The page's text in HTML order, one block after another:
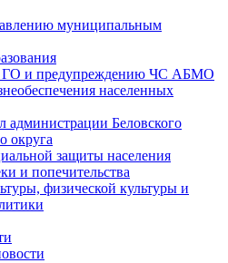
муниципальным
ГО и предупреждению ЧС АБМО
населенных
администрации Беловского
округа
защиты населения
и попечительства
физической культуры и